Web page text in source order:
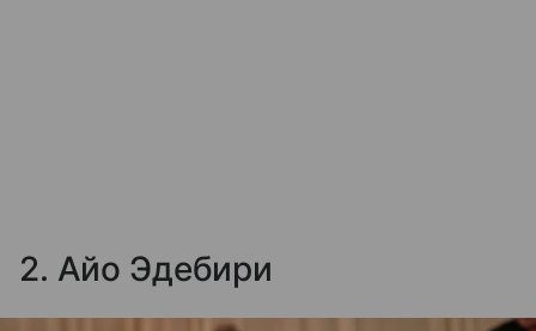
2. Айо Эдебири